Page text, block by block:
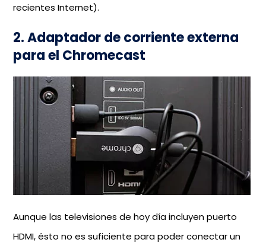
recientes Internet).
2. Adaptador de corriente externa
para el Chromecast
Aunque las televisiones de hoy día incluyen puerto
HDMI, ésto no es suficiente para poder conectar un